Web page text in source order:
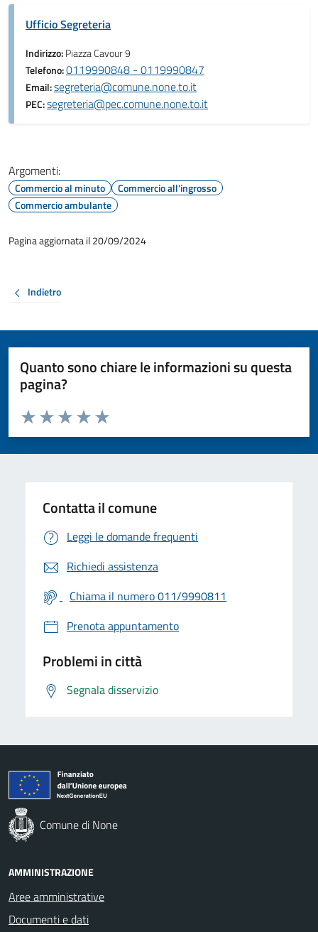
Ufficio Segreteria
Indirizzo:Piazza Cavour 9
Telefono:0119990848 - 0119990847
Email:segreteria@comune.none.to.it
PEC:segreteria@pec.comune.none.to.it
Argomenti:
Commercio al minuto
Commercio all'ingrosso
Commercio ambulante
Pagina aggiornata il 20/09/2024
Indietro
Quanto sono chiare le informazioni su questa
pagina?
Valuta da 1 a 5 stelle la pagina
Valuta 5 stelle su 5
Valuta 4 stelle su 5
Valuta 3 stelle su 5
Valuta 2 stelle su 5
Valuta 1 stelle su 5
Contatta il comune
Leggi le domande frequenti
Richiedi assistenza
Chiama il numero 011/9990811
Prenota appuntamento
Problemi in città
Segnala disservizio
Comune di None
AMMINISTRAZIONE
Aree amministrative
Documenti e dati